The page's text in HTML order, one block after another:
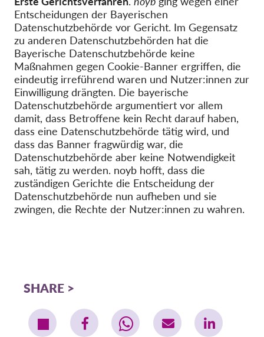
Entscheidungen der Bayerischen
Datenschutzbehörde vor Gericht. Im Gegensatz
zu anderen Datenschutzbehörden hat die
Bayerische Datenschutzbehörde keine
Maßnahmen gegen Cookie-Banner ergriffen, die
eindeutig irreführend waren und Nutzer:innen zur
Einwilligung drängten. Die bayerische
Datenschutzbehörde argumentiert vor allem
damit, dass Betroffene kein Recht darauf haben,
dass eine Datenschutzbehörde tätig wird, und
dass das Banner fragwürdig war, die
Datenschutzbehörde aber keine Notwendigkeit
sah, tätig zu werden. noyb hofft, dass die
zuständigen Gerichte die Entscheidung der
Datenschutzbehörde nun aufheben und sie
zwingen, die Rechte der Nutzer:innen zu wahren.
SHARE